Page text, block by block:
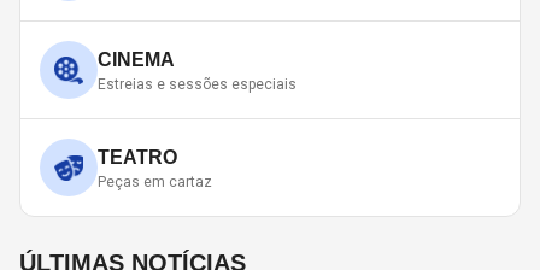
CINEMA
Estreias e sessões especiais
TEATRO
Peças em cartaz
ÚLTIMAS NOTÍCIAS